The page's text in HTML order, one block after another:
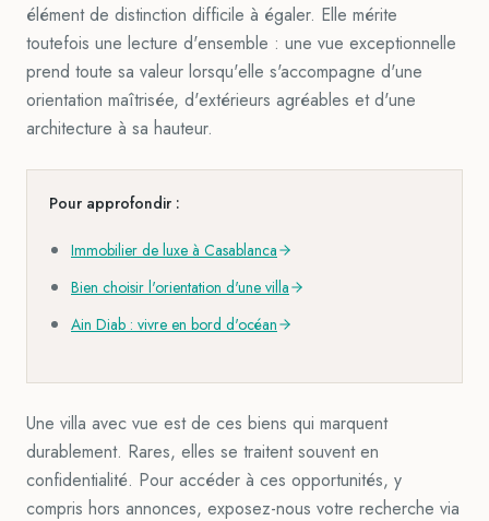
élément de distinction difficile à égaler. Elle mérite
toutefois une lecture d'ensemble : une vue exceptionnelle
prend toute sa valeur lorsqu'elle s'accompagne d'une
orientation maîtrisée, d'extérieurs agréables et d'une
architecture à sa hauteur.
Pour approfondir :
Immobilier de luxe à Casablanca
Bien choisir l'orientation d'une villa
Ain Diab : vivre en bord d'océan
Une villa avec vue est de ces biens qui marquent
durablement. Rares, elles se traitent souvent en
confidentialité. Pour accéder à ces opportunités, y
compris hors annonces, exposez-nous votre recherche via